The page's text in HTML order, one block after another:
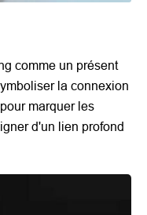
comme un présent
la connexion
marquer les
d'un lien profond